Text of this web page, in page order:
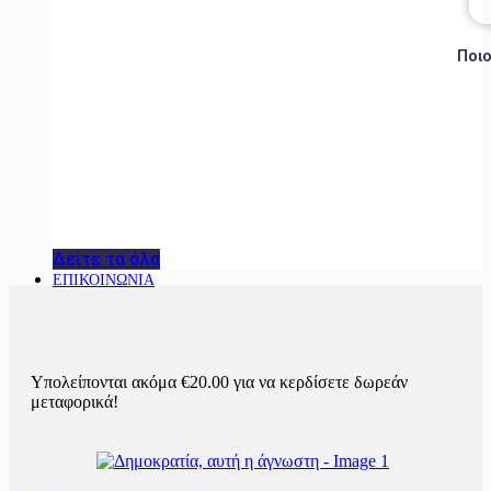
Δείτε τα όλα
ΕΠΙΚΟΙΝΩΝΙΑ
Υπολείπονται ακόμα €20.00 για να κερδίσετε δωρεάν
μεταφορικά!